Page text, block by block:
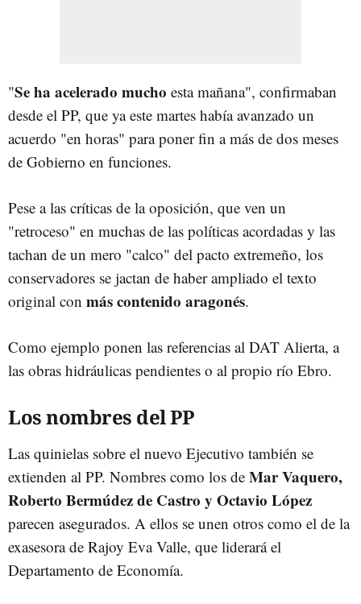
"Se ha acelerado mucho esta mañana", confirmaban
desde el PP, que ya este martes había avanzado un
acuerdo "en horas" para poner fin a más de dos meses
de Gobierno en funciones.
Pese a las críticas de la oposición, que ven un
"retroceso" en muchas de las políticas acordadas y las
tachan de un mero "calco" del pacto extremeño, los
conservadores se jactan de haber ampliado el texto
original con más contenido aragonés.
Como ejemplo ponen las referencias al DAT Alierta, a
las obras hidráulicas pendientes o al propio río Ebro.
Los nombres del PP
Las quinielas sobre el nuevo Ejecutivo también se
extienden al PP. Nombres como los de Mar Vaquero,
Roberto Bermúdez de Castro y Octavio López
parecen asegurados. A ellos se unen otros como el de la
exasesora de Rajoy Eva Valle, que liderará el
Departamento de Economía.